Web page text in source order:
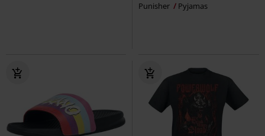
Punisher
Pyjamas